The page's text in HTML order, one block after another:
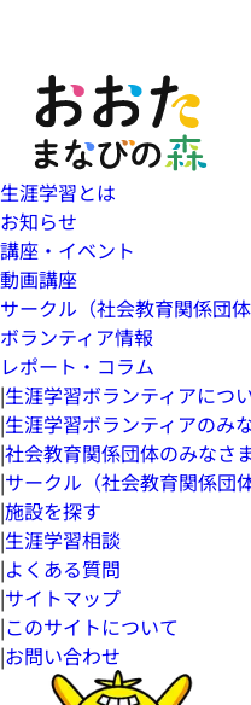
生涯学習とは
お知らせ
講座・イベント
動画講座
サークル（社会教育関係団体
ボランティア情報
レポート・コラム
|生涯学習ボランティアにつ
|生涯学習ボランティアのみ
|社会教育関係団体のみなさ
|サークル（社会教育関係団
|施設を探す
|生涯学習相談
|よくある質問
|サイトマップ
|このサイトについて
|お問い合わせ